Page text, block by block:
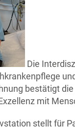
Die
bestätigt
mit
stellt für